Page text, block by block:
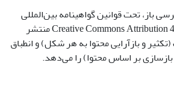
باز، تحت قوانین گواهینامه بین‌المللی
Creative Commons Attribution 4.0 International License منتشر
و بازآرایی محتوا به هر شکل) و انطباق
بر اساس محتوا) را می‌دهد.